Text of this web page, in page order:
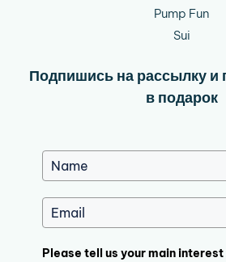
Pump Fun
Sui
Подпишись на рассылку и
в подарок
Please tell us your main